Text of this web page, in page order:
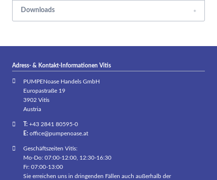
Downloads
Adress- & Kontakt-Informationen Vitis
PUMPENoase Handels GmbH
Europastraße 19
3902 Vitis
Austria
T:+43 2841 80595-0
E: office@pumpenoase.at
Geschäftszeiten Vitis:
Mo-Do: 07:00-12:00, 12:30-16:30
Fr: 07:00-13:00
Sie erreichen uns in dringenden Fällen auch außerhalb der